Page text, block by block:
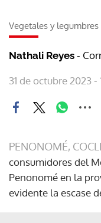
Vegetales y legumbres
Nathali Reyes -
31 de octubre 2023 -
PENONOMÉ,
consumidores del
Penonomé en la
evidente la escase